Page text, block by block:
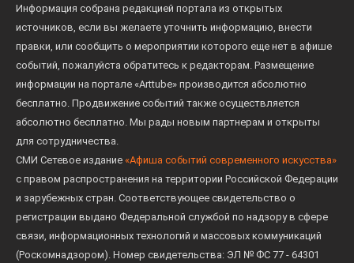
Информация собрана редакцией портала из открытых
источников, если вы желаете уточнить информацию, внести
правки, или сообщить о мероприятии которого еще нет в афише
событий, пожалуйста обратитесь к редакторам. Размещение
информации на портале «Arttube» производится абсолютно
бесплатно. Продвижение событий также осуществляется
абсолютно бесплатно. Мы рады новым партнерам и открыты
для сотрудничества.
СМИ Сетевое издание «Афиша событий современного искусства»
с правом распространения на территории Российской Федерации
и зарубежных стран. Соответствующее свидетельство о
регистрации выдано Федеральной службой по надзору в сфере
связи, информационных технологий и массовых коммуникаций
(Роскомнадзором). Номер свидетельства: ЭЛ № ФС 77 - 64301